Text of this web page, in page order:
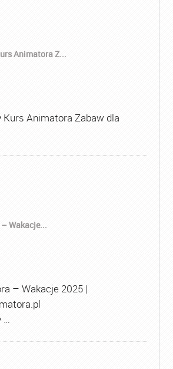
Animatora Z...
Kurs Animatora Zabaw dla
Wakacje...
– Wakacje 2025 |
…